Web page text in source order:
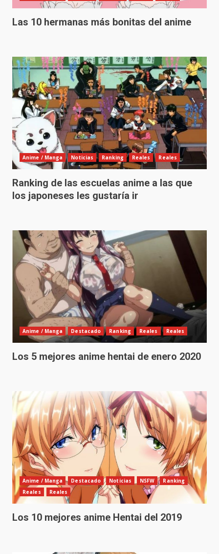
Las 10 hermanas más bonitas del anime
Anime / Manga Noticias Ranking Reales Reales
Ranking de las escuelas anime a las que
los japoneses les gustaría ir
Anime / Manga Destacado Ranking Reales Reales
Los 5 mejores anime hentai de enero 2020
Anime / Manga Destacado Noticias NSFW
Ranking
Reales
Reales
Los 10 mejores anime Hentai del 2019